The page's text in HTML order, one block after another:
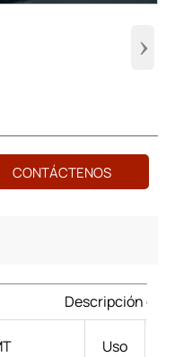
›
CONTÁCTENOS
Descripción del
Uso